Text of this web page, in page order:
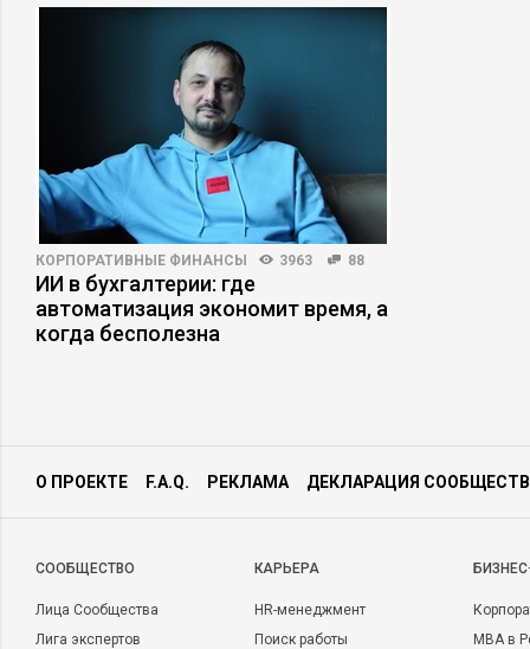
КОРПОРАТИВНЫЕ ФИНАНСЫ 3963 88
ИИ в бухгалтерии: где
автоматизация экономит время, а
когда бесполезна
О ПРОЕКТЕ F.A.Q. РЕКЛАМА ДЕКЛАРАЦИЯ
CООБЩЕСТВО
Лица Сообщества
Лига экспертов
КАРЬЕРА
HR-менеджмент
Поиск работы
MBA в